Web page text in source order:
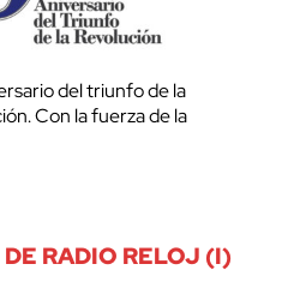
del triunfo de la
Con la fuerza de la
RADIO RELOJ (I)